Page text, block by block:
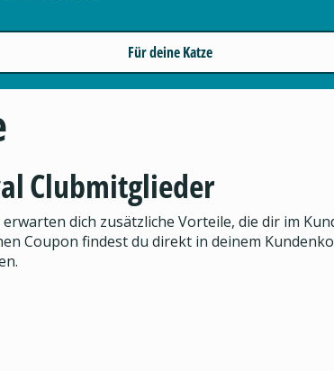
Für deine Katze
Clubmitglieder
dich zusätzliche Vorteile, die dir im
Coupon findest du direkt in deinem